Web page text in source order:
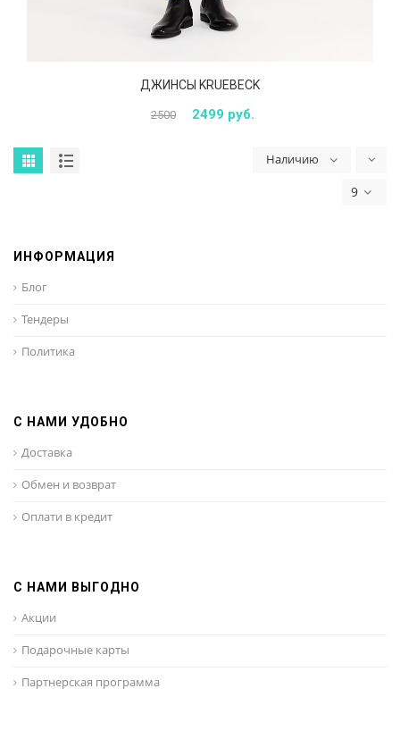
ДЖИНСЫ KRUEBECK
2500 2499 руб.
Наличию
9
ИНФОРМАЦИЯ
Блог
Тендеры
Политика
С НАМИ УДОБНО
Доставка
Обмен и возврат
Оплати в кредит
С НАМИ ВЫГОДНО
Акции
Подарочные карты
Партнерская программа